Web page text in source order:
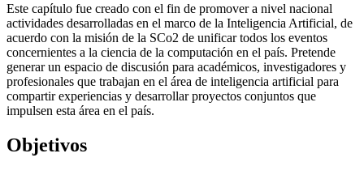
Este capítulo fue creado con el fin de promover a nivel nacional
actividades desarrolladas en el marco de la Inteligencia Artificial, de
acuerdo con la misión de la SCo2 de unificar todos los eventos
concernientes a la ciencia de la computación en el país. Pretende
generar un espacio de discusión para académicos, investigadores y
profesionales que trabajan en el área de inteligencia artificial para
compartir experiencias y desarrollar proyectos conjuntos que
impulsen esta área en el país.
Objetivos